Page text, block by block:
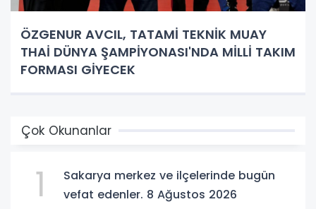
ÖZGENUR AVCIL, TATAMİ TEKNİK MUAY
THAİ DÜNYA ŞAMPİYONASI'NDA MİLLİ TAKIM
FORMASI GİYECEK
Çok Okunanlar
1
Sakarya merkez ve ilçelerinde bugün
vefat edenler. 8 Ağustos 2026